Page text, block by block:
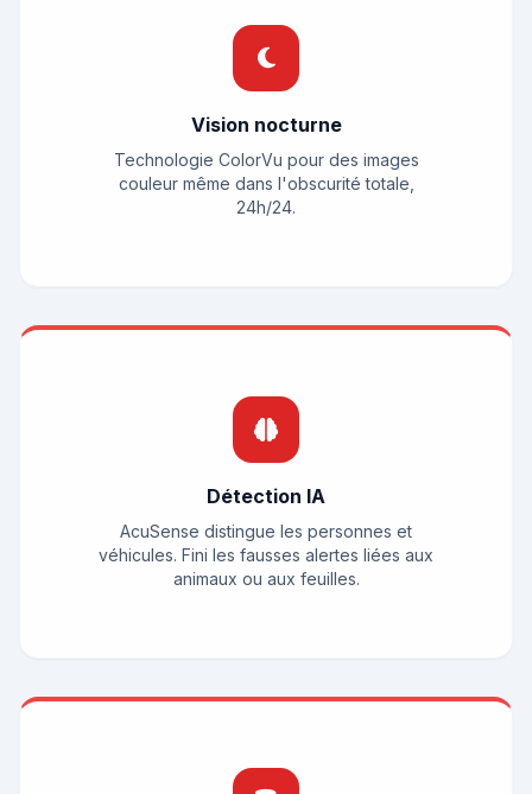
Vision nocturne
Technologie ColorVu pour des images
couleur même dans l'obscurité totale,
24h/24.
Détection IA
AcuSense distingue les personnes et
véhicules. Fini les fausses alertes liées aux
animaux ou aux feuilles.
Bonjour ! Je suis l'assistant de
. Comment puis-je vous aider ?